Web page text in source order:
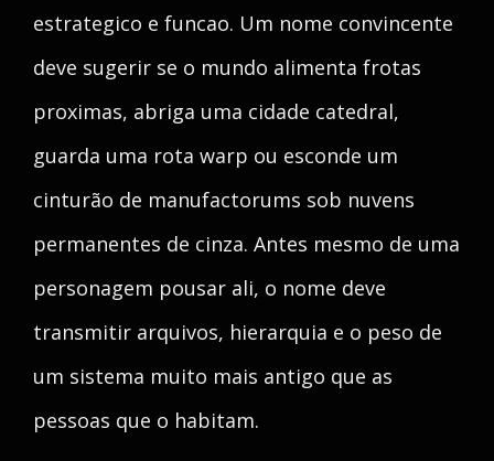
estrategico e funcao. Um nome convincente
deve sugerir se o mundo alimenta frotas
proximas, abriga uma cidade catedral,
guarda uma rota warp ou esconde um
cinturão de manufactorums sob nuvens
permanentes de cinza. Antes mesmo de uma
personagem pousar ali, o nome deve
transmitir arquivos, hierarquia e o peso de
um sistema muito mais antigo que as
pessoas que o habitam.